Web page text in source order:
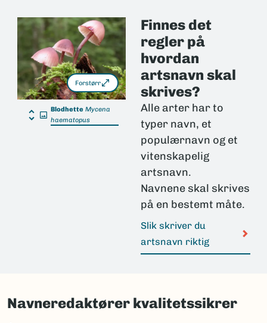
Forstørr
Blodhette Mycena
haematopus
Finnes det
regler på
hvordan
artsnavn skal
skrives?
Alle arter har to
typer navn, et
populærnavn og et
vitenskapelig
artsnavn.
Navnene skal skrives
på en bestemt måte.
Slik skriver du
artsnavn riktig
Navneredaktører kvalitetssikrer